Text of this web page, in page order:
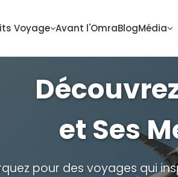
Voyage Avant l'OmraBlogMédia
et Ses
pour des voyages qui